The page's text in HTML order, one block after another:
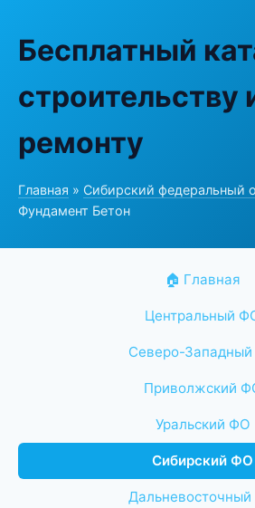
Бесплатный
строительству
ремонту
Главная » Сибирский федеральный
Фундамент Бетон
🏠 Главная
Центральный
Северо-
Приволжский
Уральский ФО
Сибирский ФО